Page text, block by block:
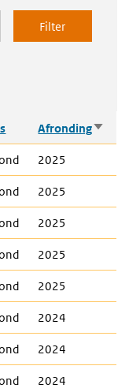
Afronding
sorteren
2025
2025
2025
2025
2025
2024
2024
2024